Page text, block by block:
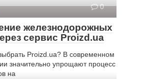
0
железнодорожных
сервис Proizd.ua
Proizd.ua? В современном
значительно упрощают процесс
на